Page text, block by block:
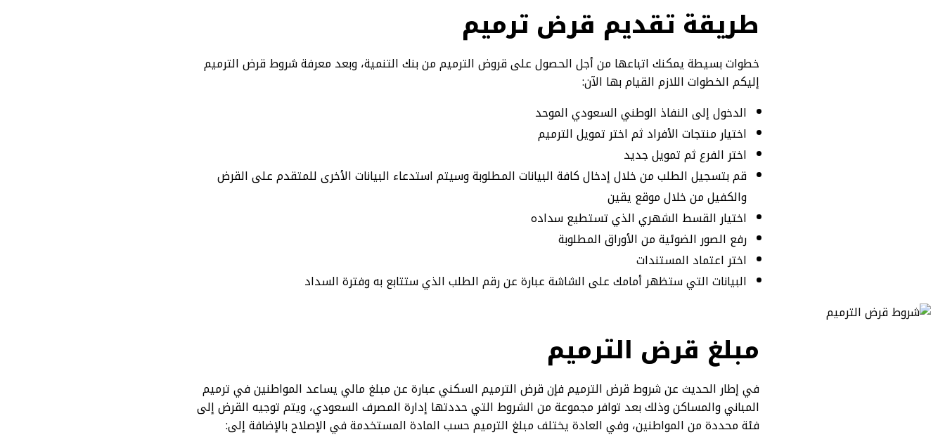
طريقة تقديم قرض ترميم
خطوات بسيطة يمكنك اتباعها من أجل الحصول على قروض الترميم من بنك التنمية، وبعد معرفة شروط قرض الترميم
إليكم الخطوات اللازم القيام بها الآن:
الدخول إلى النفاذ الوطني السعودي الموحد
اختيار منتجات الأفراد ثم اختر تمويل الترميم
اختر الفرع ثم تمويل جديد
قم بتسجيل الطلب من خلال إدخال كافة البيانات المطلوبة وسيتم استدعاء البيانات الأخرى للمتقدم على القرض
والكفيل من خلال موقع يقين
اختيار القسط الشهري الذي تستطيع سداده
رفع الصور الضوئية من الأوراق المطلوبة
اختر اعتماد المستندات
البيانات التي ستظهر أمامك على الشاشة عبارة عن رقم الطلب الذي ستتابع به وفترة السداد
مبلغ قرض الترميم
في إطار الحديث عن شروط قرض الترميم فإن قرض الترميم السكني عبارة عن مبلغ مالي يساعد المواطنين في ترميم
المباني والمساكن وذلك بعد توافر مجموعة من الشروط التي حددتها إدارة المصرف السعودي، ويتم توجيه القرض إلى
فئة محددة من المواطنين، وفي العادة يختلف مبلغ الترميم حسب المادة المستخدمة في الإصلاح بالإضافة إلى: